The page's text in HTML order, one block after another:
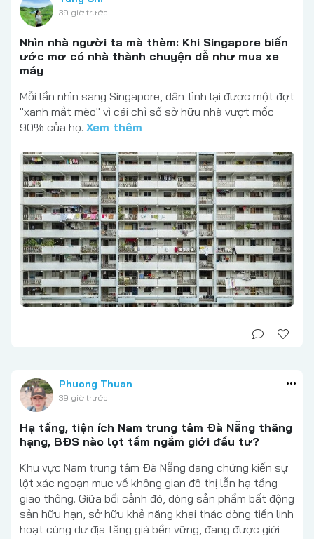
39 giờ trước
Nhìn nhà người ta mà thèm: Khi Singapore biến
ước mơ có nhà thành chuyện dễ như mua xe
máy
Mỗi lần nhìn sang Singapore, dân tình lại được một đợt
"xanh mắt mèo" vì cái chỉ số sở hữu nhà vượt mốc
90% của họ. Xem thêm
Phuong Thuan
39 giờ trước
Hạ tầng, tiện ích Nam trung tâm Đà Nẵng thăng
hạng, BĐS nào lọt tầm ngắm giới đầu tư?
Khu vực Nam trung tâm Đà Nẵng đang chứng kiến sự
lột xác ngoạn mục về không gian đô thị lẫn hạ tầng
giao thông. Giữa bối cảnh đó, dòng sản phẩm bất động
sản hữu hạn, sở hữu khả năng khai thác dòng tiền linh
hoạt cùng dư địa tăng giá bền vững, đang được giới